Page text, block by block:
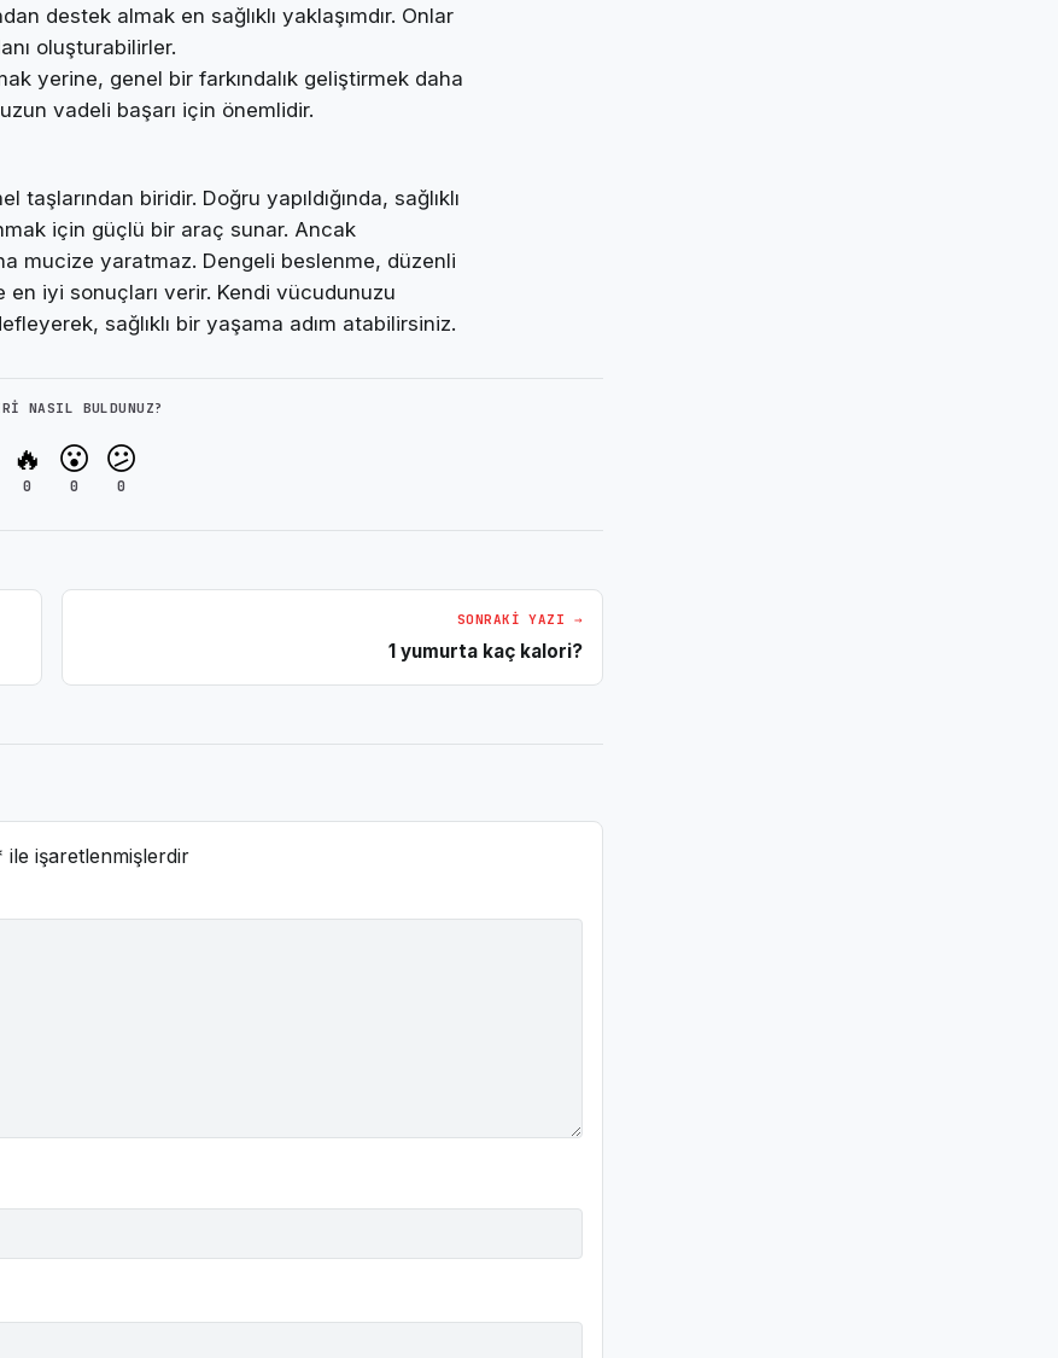
destek almak en sağlıklı yaklaşımdır. Onlar
oluşturabilirler.
yerine, genel bir farkındalık geliştirmek daha
vadeli başarı için önemlidir.
biridir. Doğru yapıldığında, sağlıklı
için güçlü bir araç sunar. Ancak
mucize yaratmaz. Dengeli beslenme, düzenli
iyi sonuçları verir. Kendi vücudunuzu
sağlıklı bir yaşama adım atabilirsiniz.
NASIL BULDUNUZ?
🔥
0
😮
0
😕
0
SONRAKI YAZI →
1 yumurta kaç kalori?
ile işaretlenmişlerdir